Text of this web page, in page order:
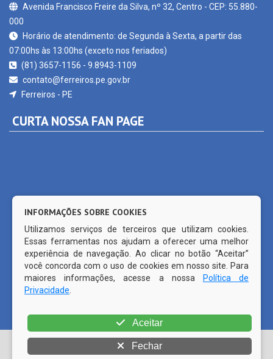
Horário de atendimento: de Segunda à Sexta, a partir das
07:00hs às 13:00hs (exceto nos feriados)
(81) 3657-1156 - 9.8943-1109
contato@ferreiros.pe.gov.br
Ferreiros - PE
CURTA NOSSA FAN PAGE
© Copyright 2026 Prefeitura Municipal de Ferreiros | Todos os
direitos reservados | | CMS código aberto WordPress |
PRODATTA (81) 99515-1491
INFORMAÇÕES SOBRE COOKIES
Utilizamos serviços de terceiros que utilizam cookies.
Essas ferramentas nos ajudam a oferecer uma melhor
experiência de navegação. Ao clicar no botão “Aceitar”
você concorda com o uso de cookies em nosso site. Para
maiores informações, acesse a nossa
Política de
Privacidade
Aceitar
Fechar